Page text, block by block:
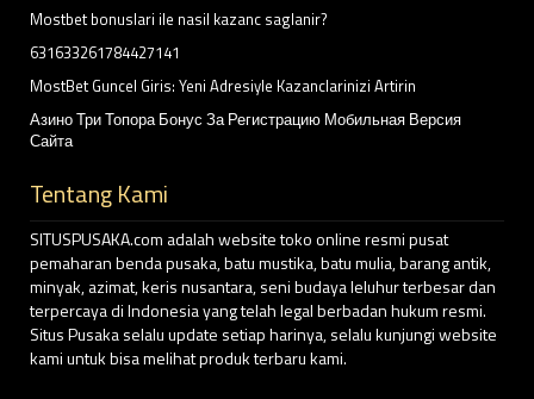
Mostbet bonuslari ile nasil kazanc saglanir?
631633261784427141
MostBet Guncel Giris: Yeni Adresiyle Kazanclarinizi Artirin
Азино Три Топора Бонус За Регистрацию Мобильная Версия
Сайта
Tentang Kami
SITUSPUSAKA.com adalah website toko online resmi pusat
pemaharan benda pusaka, batu mustika, batu mulia, barang antik,
minyak, azimat, keris nusantara, seni budaya leluhur terbesar dan
terpercaya di Indonesia yang telah legal berbadan hukum resmi.
Situs Pusaka selalu update setiap harinya, selalu kunjungi website
kami untuk bisa melihat produk terbaru kami.